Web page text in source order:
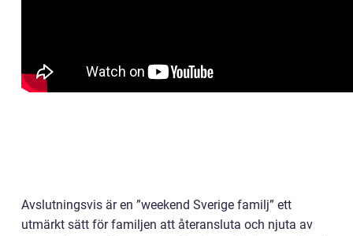
Avslutningsvis är en ”weekend Sverige familj” ett
utmärkt sätt för familjen att återansluta och njuta av